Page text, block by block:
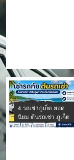
4 รถเช่าภูเก็ต ยอด
นิยม ต้นรถเช่า ภูเก็ต